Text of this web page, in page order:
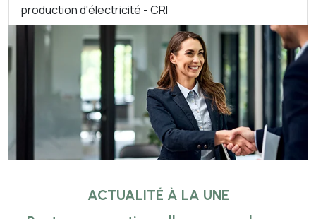
production d'électricité - CRI
ACTUALITÉ À LA UNE